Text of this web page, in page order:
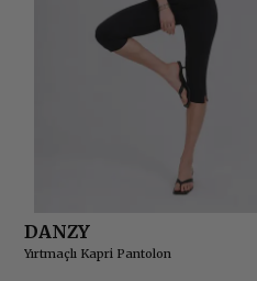
DANZY
Yırtmaçlı Kapri Pantolon